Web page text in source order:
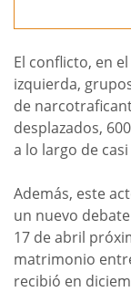
El conflicto, en
izquierda,
de
desplazados,
a lo largo de
Además, este
un nuevo
17 de abril
matrimonio
recibió en